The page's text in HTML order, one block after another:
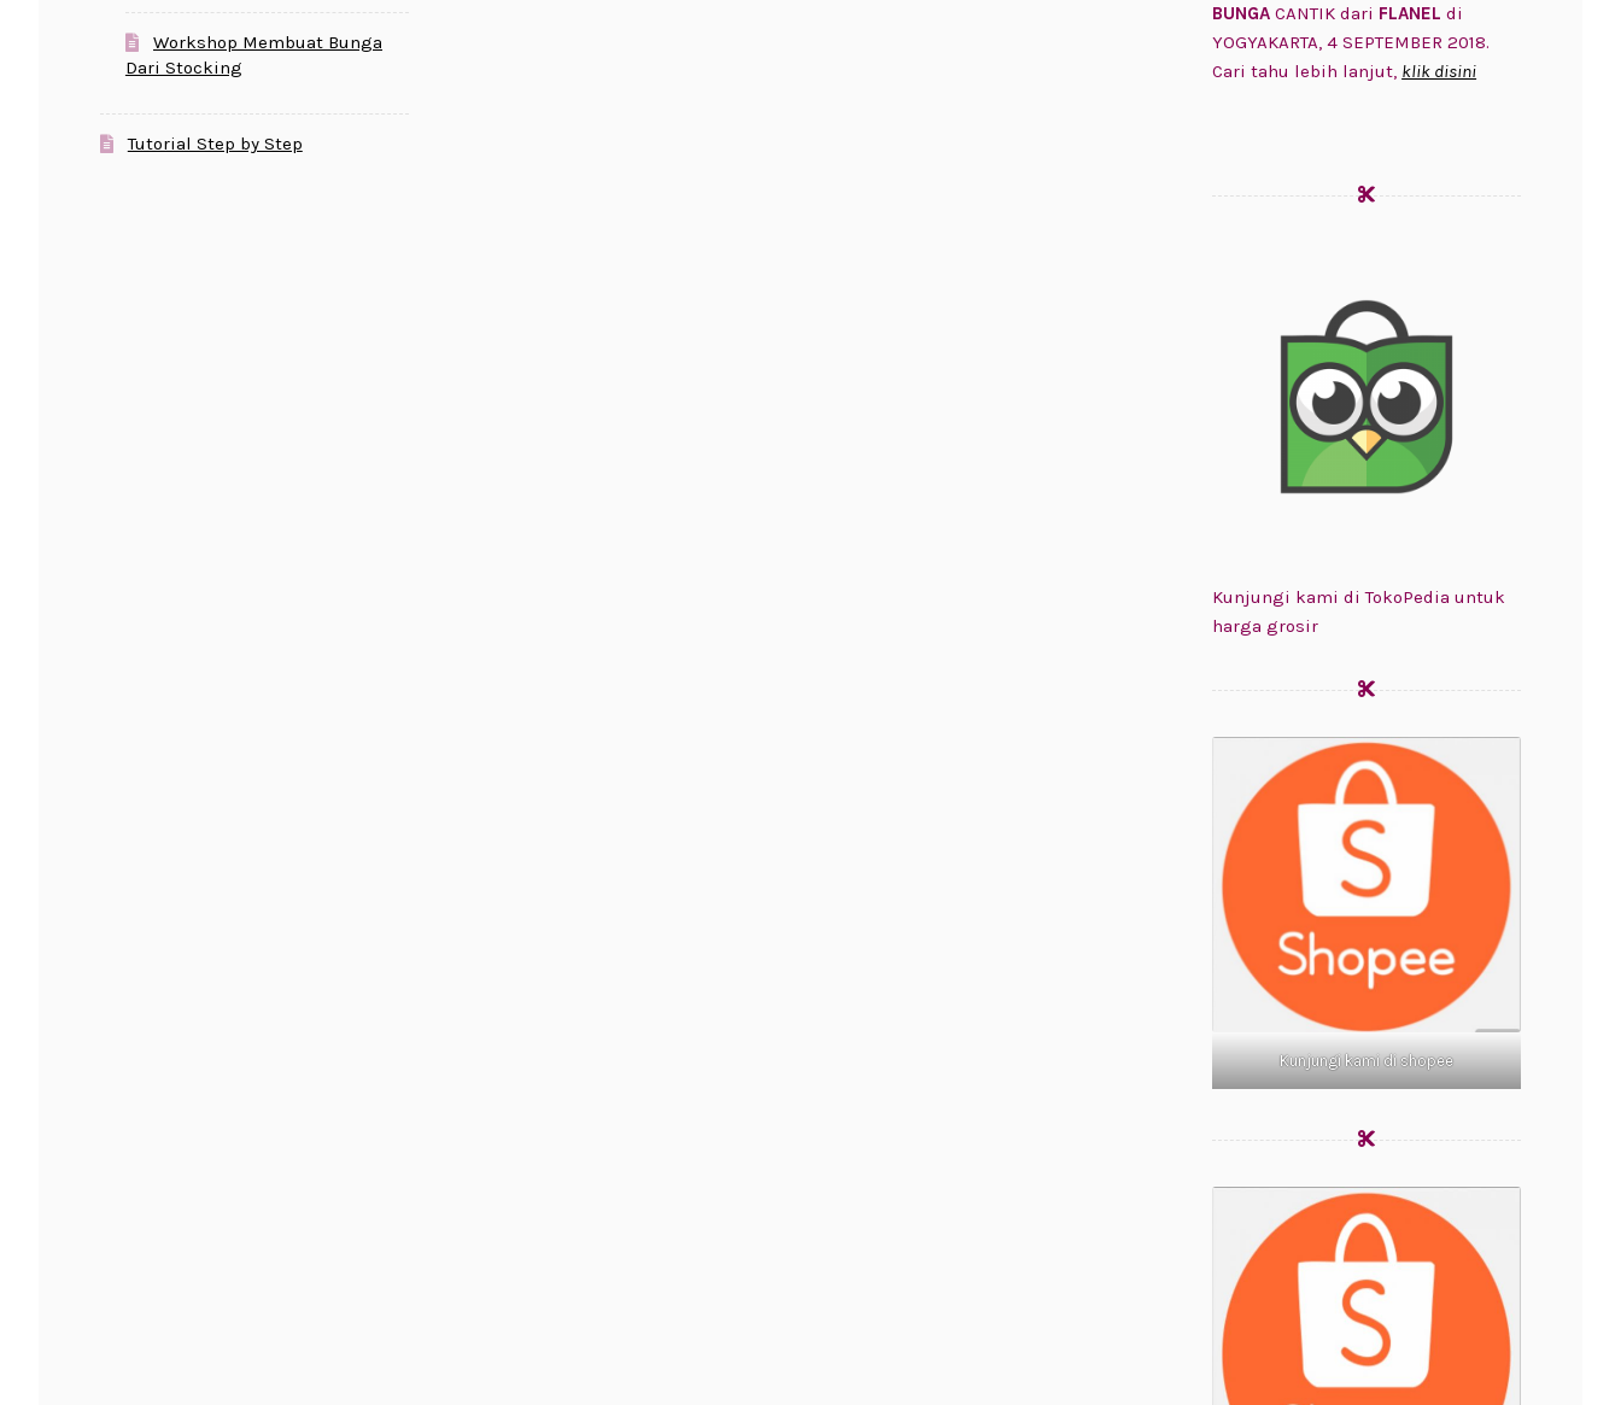
Workshop Membuat Bunga
Dari Stocking
Tutorial Step by Step
BUNGA CANTIK dari FLANEL di
YOGYAKARTA, 4 SEPTEMBER 2018.
Cari tahu lebih lanjut, klik disini
Kunjungi kami di TokoPedia untuk
harga grosir
Kunjungi kami di shopee